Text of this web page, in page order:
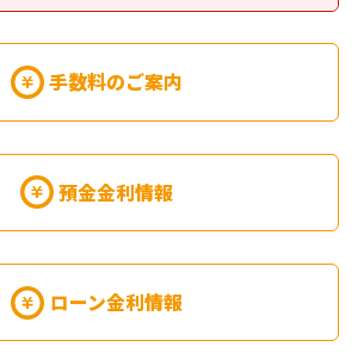
手数料のご案内
預金金利情報
ローン金利情報